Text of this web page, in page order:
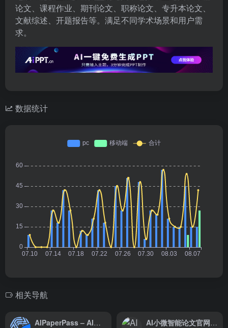
论文、课程作业、期刊论文、职称论文、专升本论文、
文献综述、开题报告等。满足不同学术场景和用户需
求。
数据统计
相关导航
AIPaperPass – AI论文写作指导平台 AI小微智能论文官网 – AI论文生成器